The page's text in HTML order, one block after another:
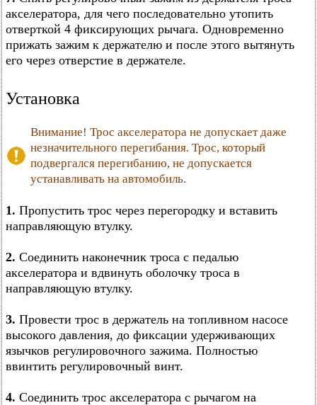
акселератора, для чего последовательно утопить
отверткой 4 фиксирующих рычага. Одновременно
прижать зажим к держателю и после этого вытянуть
его через отверстие в держателе.
Установка
Внимание! Трос акселератора не допускает даже
незначительного перегибания. Трос, который
подвергался перегибанию, не допускается
устанавливать на автомобиль.
1. Пропустить трос через перегородку и вставить
направляющую втулку.
2. Соединить наконечник троса с педалью
акселератора и вдвинуть оболочку троса в
направляющую втулку.
3. Провести трос в держатель на топливном насосе
высокого давления, до фиксации удерживающих
язычков регулировочного зажима. Полностью
ввинтить регулировочный винт.
4. Соединить трос акселератора с рычагом на